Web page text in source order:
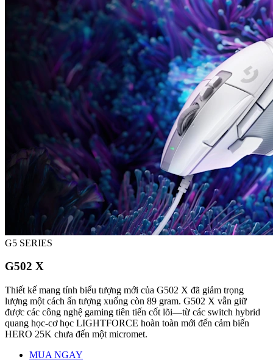
G5 SERIES
G502 X
Thiết kế mang tính biểu tượng mới của G502 X đã giảm trọng
lượng một cách ấn tượng xuống còn 89 gram. G502 X vẫn giữ
được các công nghệ gaming tiên tiến cốt lõi—từ các switch hybrid
quang học-cơ học LIGHTFORCE hoàn toàn mới đến cảm biến
HERO 25K chưa đến một micromet.
MUA NGAY